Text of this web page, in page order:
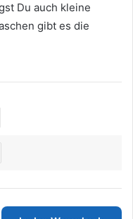
Du auch kleine
gibt es die